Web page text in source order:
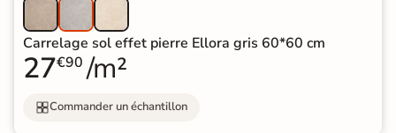
Carrelage sol effet pierre Ellora gris 60*60 cm
27€90 /m²
Commander un échantillon